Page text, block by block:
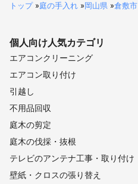
トップ»庭の手入れ »岡山県 »倉敷市
個人向け人気カテゴリ
エアコンクリーニング
エアコン取り付け
引越し
不用品回収
庭木の剪定
庭木の伐採・抜根
テレビのアンテナ工事・取り付け
壁紙・クロスの張り替え